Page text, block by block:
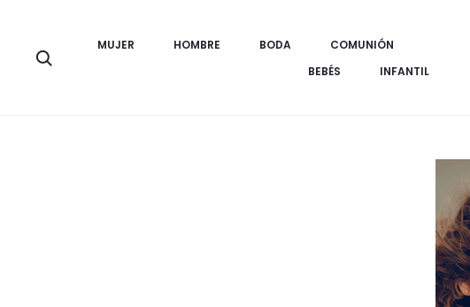
MUJER HOMBRE BODA
COMUNIÓN
BEBÉS
INFANTIL